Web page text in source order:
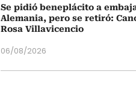
Se pidió beneplácito a
Alemania, pero se retiró:
Rosa Villavicencio
06/08/2026